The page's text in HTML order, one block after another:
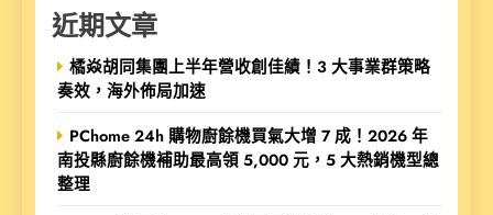
近期文章
橘焱胡同集團上半年營收創佳績！3 大事業群策略
奏效，海外佈局加速
PChome 24h 購物廚餘機買氣大增 7 成！2026 年
南投縣廚餘機補助最高領 5,000 元，5 大熱銷機型總
整理